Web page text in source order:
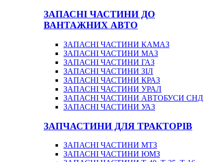
ЗАПАСНІ ЧАСТИНИ ДО
ВАНТАЖНИХ АВТО
ЗАПАСНІ ЧАСТИНИ КАМАЗ
ЗАПАСНІ ЧАСТИНИ МАЗ
ЗАПАСНІ ЧАСТИНИ ГАЗ
ЗАПАСНІ ЧАСТИНИ ЗІЛ
ЗАПАСНІ ЧАСТИНИ КРАЗ
ЗАПАСНІ ЧАСТИНИ УРАЛ
ЗАПАСНІ ЧАСТИНИ АВТОБУСИ СНД
ЗАПАСНІ ЧАСТИНИ УАЗ
ЗАПЧАСТИНИ ДЛЯ ТРАКТОРІВ
ЗАПАСНІ ЧАСТИНИ МТЗ
ЗАПАСНІ ЧАСТИНИ ЮМЗ